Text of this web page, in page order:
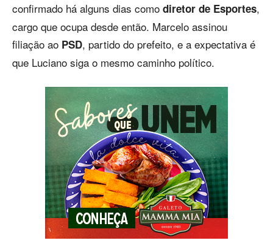
confirmado há alguns dias como diretor de Esportes,
cargo que ocupa desde então. Marcelo assinou
filiação ao PSD, partido do prefeito, e a expectativa é
que Luciano siga o mesmo caminho político.